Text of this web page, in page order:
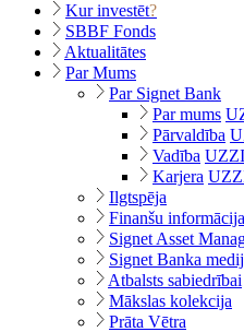
Kur investēt?
SBBF Fonds
Aktualitātes
Par Mums
Par Signet Bank
Par mums
Pārvaldība
Vadība
Karjera
Ilgtspēja
Finanšu informācija
Signet Asset
Signet Banka
Atbalsts sabiedrībai
Mākslas kolekcija
Prāta Vētra